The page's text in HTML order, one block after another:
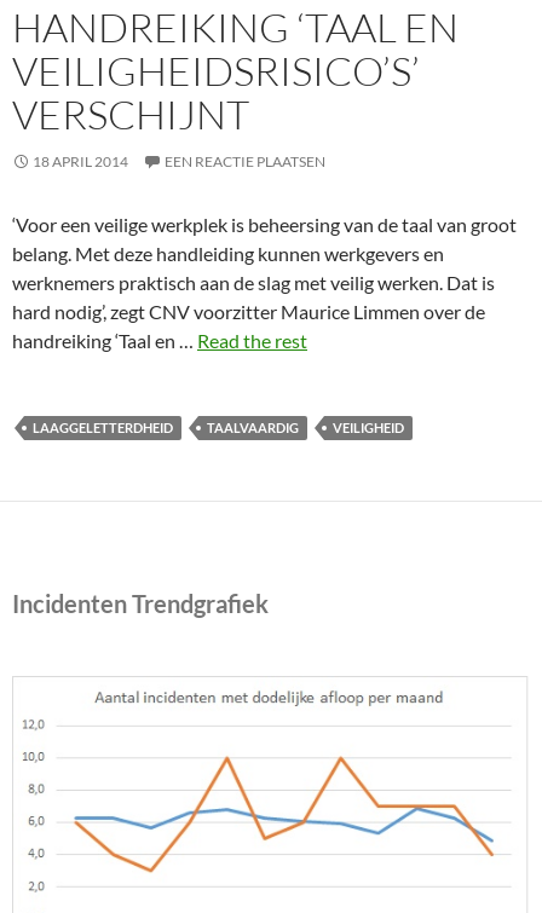
HANDREIKING ‘TAAL EN
VEILIGHEIDSRISICO’S’
VERSCHIJNT
18 APRIL 2014 EEN REACTIE PLAATSEN
‘Voor een veilige werkplek is beheersing van de taal van groot
belang. Met deze handleiding kunnen werkgevers en
werknemers praktisch aan de slag met veilig werken. Dat is
hard nodig’, zegt CNV voorzitter Maurice Limmen over de
handreiking ‘Taal en … Read the rest
LAAGGELETTERDHEID TAALVAARDIG VEILIGHEID
Incidenten Trendgrafiek